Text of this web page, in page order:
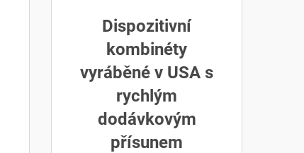
Dispozitivní
kombinéty
vyráběné v USA s
rychlým
dodávkovým
přísunem